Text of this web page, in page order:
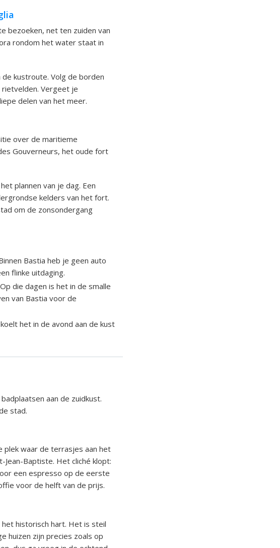
bezoeken, net ten zuiden van
rondom het water staat in
kustroute. Volg de borden
Vergeet je
delen van het meer.
over de maritieme
Gouverneurs, het oude fort
plannen van je dag. Een
kelders van het fort.
om de zonsondergang
Bastia heb je geen auto
flinke uitdaging.
die dagen is het in de smalle
van Bastia voor de
het in de avond aan de kust
aan de zuidkust.
stad.
plek waar de terrasjes aan het
Baptiste. Het cliché klopt:
een espresso op de eerste
voor de helft van de prijs.
historisch hart. Het is steil
huizen zijn precies zoals op